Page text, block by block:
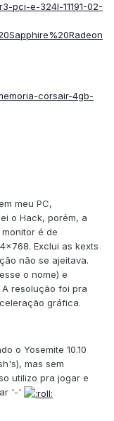
pci-e-324l-11191-02-
corsair-4gb-
meu PC,
o Hack, porém, a
é de
Exclui as kexts
não se ajeitava.
o nome) e
resolução foi pra
gráfica.
o Yosemite 10.10
mas sem
utilizo pra jogar e
'-'